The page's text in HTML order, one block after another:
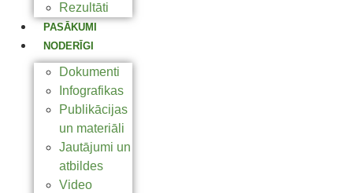
Rezultāti
PASĀKUMI
NODERĪGI
Dokumenti
Infografikas
Publikācijas
un materiāli
Jautājumi un
atbildes
Video